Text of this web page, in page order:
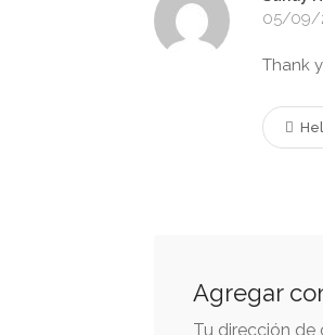
05/09/
Thank
Agregar
Tu dirección de